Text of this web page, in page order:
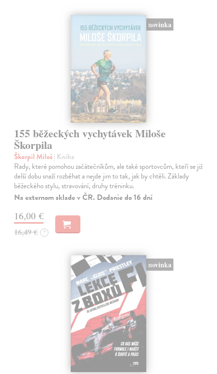
novinka
155 běžeckých vychytávek Miloše
Škorpila
Škorpil Miloš| Kniha
Rady, které pomohou začátečníkům, ale také sportovcům, kteří se již
delší dobu snaží rozběhat a nejde jim to tak, jak by chtěli. Základy
běžeckého stylu, stravování, druhy tréninku.
Na externom sklade v ČR. Dodanie do 16 dní
16,00 €
16,49 € ?
novinka